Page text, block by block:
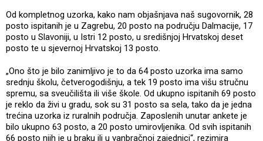
Od kompletnog uzorka, kako nam objašnjava naš sugovornik, 28
posto ispitanih je u Zagrebu, 20 posto na području Dalmacije, 17
posto u Slavoniji, u Istri 12 posto, u središnjoj Hrvatskoj deset
posto te u sjevernoj Hrvatskoj 13 posto.
„Ono što je bilo zanimljivo je to da 64 posto uzorka ima samo
srednju školu, četverogodišnju, a tek 19 posto ima višu stručnu
spremu, sa sveučilišta ili više škole. Od ukupno ispitanih 69 posto
je reklo da živi u gradu, sok su 31 posto sa sela, tako da je jedna
trećina uzorka iz ruralnih područja. Zaposlenih unutar ankete je
bilo ukupno 63 posto, a 20 posto umirovljenika. Od svih ispitanih
66 posto njih je u braku ili u vanbračnoj zajednici“, rezimira